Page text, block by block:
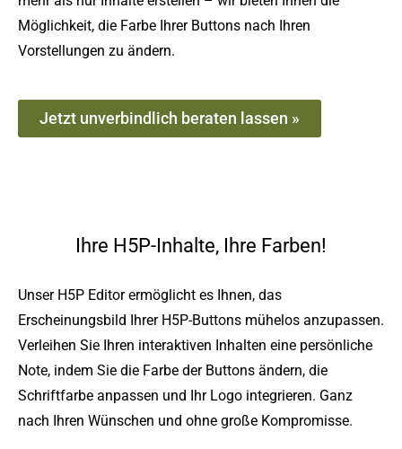
Möglichkeit, die Farbe Ihrer Buttons nach Ihren
Vorstellungen zu ändern.
Jetzt unverbindlich beraten lassen »
Ihre H5P-Inhalte, Ihre Farben!
Unser H5P Editor ermöglicht es Ihnen, das
Erscheinungsbild Ihrer H5P-Buttons mühelos anzupassen.
Verleihen Sie Ihren interaktiven Inhalten eine persönliche
Note, indem Sie die Farbe der Buttons ändern, die
Schriftfarbe anpassen und Ihr Logo integrieren. Ganz
nach Ihren Wünschen und ohne große Kompromisse.